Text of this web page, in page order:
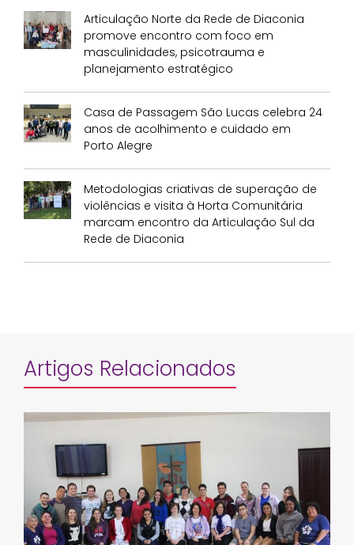
Articulação Norte da Rede de Diaconia
promove encontro com foco em
masculinidades, psicotrauma e
planejamento estratégico
Casa de Passagem São Lucas celebra 24
anos de acolhimento e cuidado em
Porto Alegre
Metodologias criativas de superação de
violências e visita à Horta Comunitária
marcam encontro da Articulação Sul da
Rede de Diaconia
Artigos Relacionados